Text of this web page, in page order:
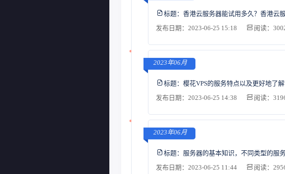
标题： 香港云服务器能试用多久？香港云
发布日期：2023-06-25 15:18
阅读：
2023年06月
标题： 樱花VPS的服务特点以及更好地了
发布日期：2023-06-25 14:38
阅读：
2023年06月
标题： 服务器的基本知识，不同类型的服
发布日期：2023-06-25 11:44
阅读：